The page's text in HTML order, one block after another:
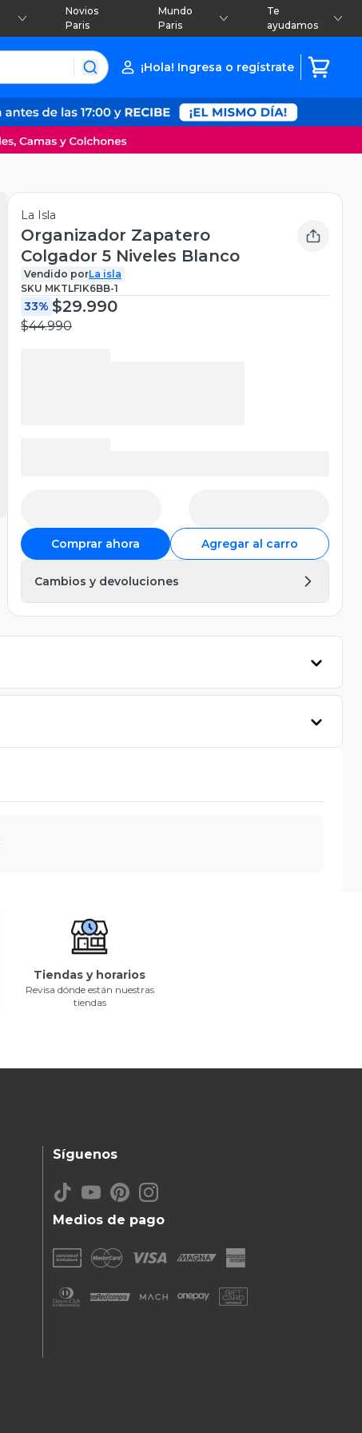
Novios
Paris
Mundo
Paris
Te
ayudamos
¡Hola! Ingresa o regístrate
La Isla
Organizador Zapatero
Colgador 5 Niveles Blanco
Vendido porLa isla
SKU MKTLFIK6BB-1
33% $29.990
$44.990
Comprar ahora Agregar al carro
Cambios y devoluciones
Tiendas y horarios
Revisa dónde están nuestras
tiendas
Medios de pago
Síguenos